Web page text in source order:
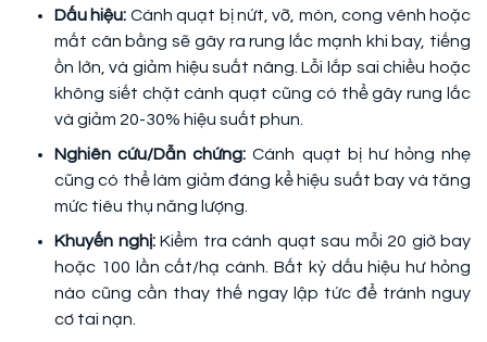
Dấu hiệu: Cánh quạt bị nứt, vỡ, mòn, cong vênh hoặc
mất cân bằng sẽ gây ra rung lắc mạnh khi bay, tiếng
ồn lớn, và giảm hiệu suất nâng. Lỗi lắp sai chiều hoặc
không siết chặt cánh quạt cũng có thể gây rung lắc
và giảm 20-30% hiệu suất phun.
Nghiên cứu/Dẫn chứng:Cánh quạt bị hư hỏng nhẹ
cũng có thể làm giảm đáng kể hiệu suất bay và tăng
mức tiêu thụ năng lượng.
Khuyến nghị: Kiểm tra cánh quạt sau mỗi 20 giờ bay
hoặc 100 lần cất/hạ cánh. Bất kỳ dấu hiệu hư hỏng
nào cũng cần thay thế ngay lập tức để tránh nguy
cơ tai nạn.